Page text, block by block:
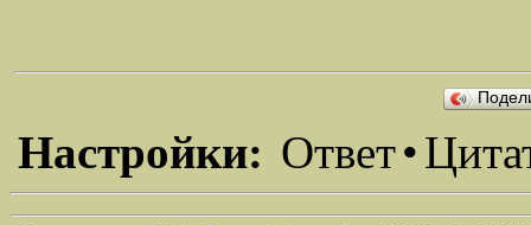
Настройки: Ответ•